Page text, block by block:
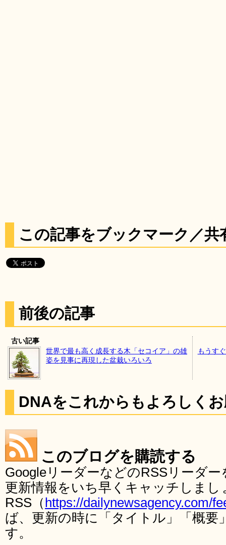
この記事をブックマーク／共
前後の記事
古い記事
世界で最も高く成長する木「セコイア」の雄
姿を見事に再現した盆栽いろいろ
もうす
DNAをこれからもよろしく
このブログを購読する
GoogleリーダーなどのRSSリーダ
更新情報をいち早くキャッチしま
RSS（ https://dailynewsagency.com/
ば、更新の時に「タイトル」「概要
す。